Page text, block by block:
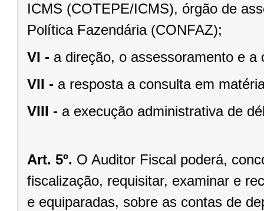
ICMS (COTEPE/ICMS), órgão de
Política Fazendária (CONFAZ);
VI - a direção, o assessoramento e
VII - a resposta a consulta em
VIII - a execução administrativa de
Art. 5º. O Auditor Fiscal poderá,
fiscalização, requisitar, examinar e
e equiparadas, sobre as contas de